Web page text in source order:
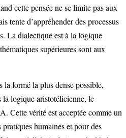
cette pensée ne se limite pas aux
tente d’appréhender des processus
La dialectique est à la logique
supérieures sont aux
la formé la plus dense possible,
la logique aristotélicienne, le
Cette vérité est acceptée comme un
humaines et pour des